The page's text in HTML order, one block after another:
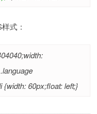
式：
{width: 60px;float: left;}